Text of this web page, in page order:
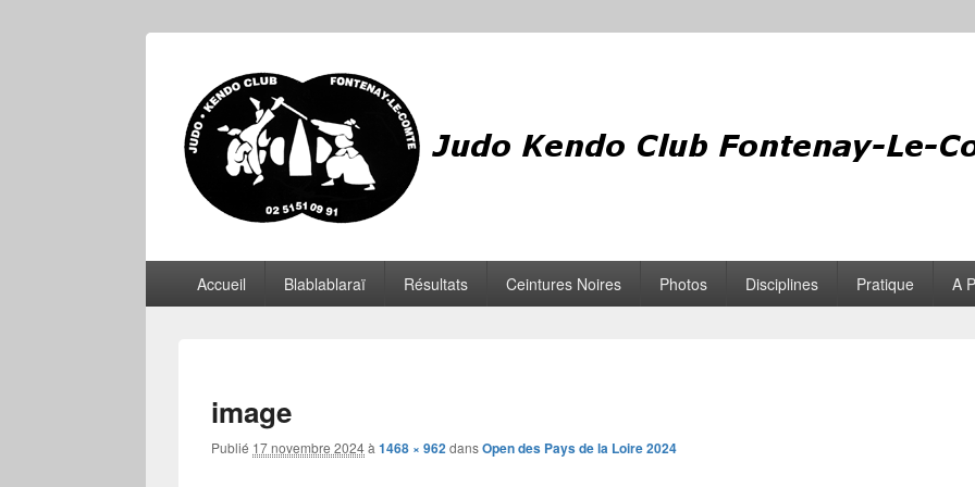
JKCF
principalAccueil Blablablaraï Résultats Ceintures Noires Photos Disciplines Pratique A
image
Publié 17 novembre 2024à1468 × 962dansOpen des Pays de la Loire 2024